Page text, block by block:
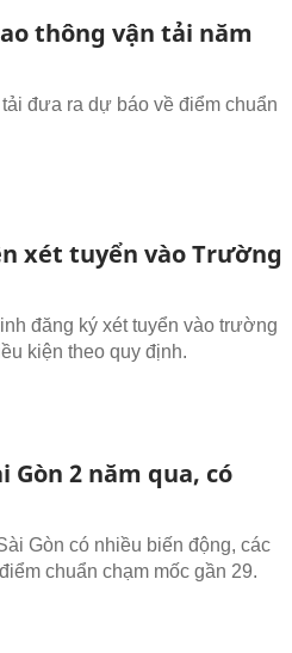
thông vận tải năm
đưa ra dự báo về điểm chuẩn
xét tuyển vào Trường
đăng ký xét tuyển vào trường
kiện theo quy định.
2 năm qua, có
Gòn có nhiều biến động, các
chuẩn chạm mốc gần 29.